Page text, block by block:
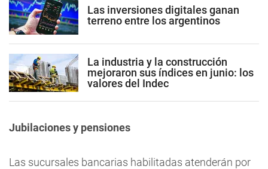
Las inversiones digitales ganan
terreno entre los argentinos
La industria y la construcción
mejoraron sus índices en junio: los
valores del Indec
Jubilaciones y pensiones
Las sucursales bancarias habilitadas atenderán por